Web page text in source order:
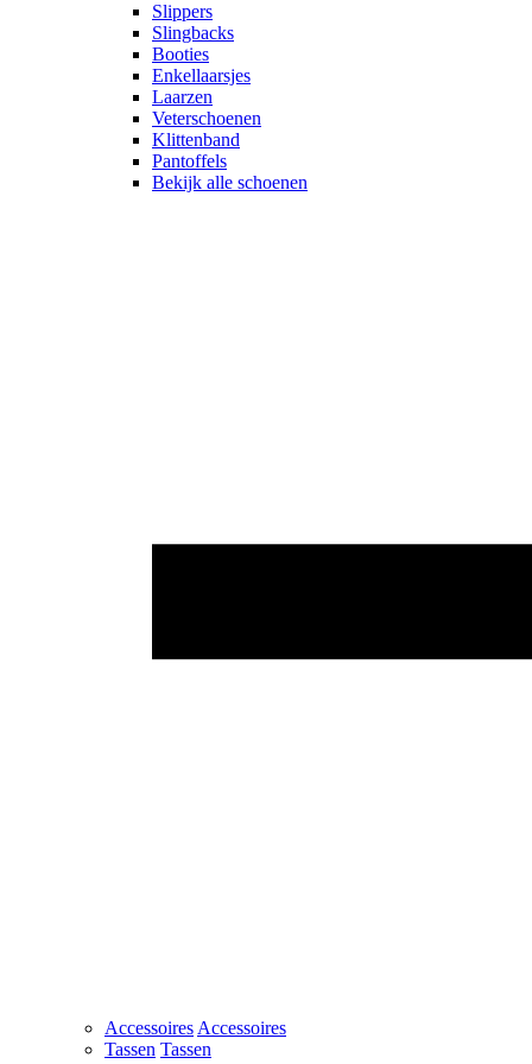
Slippers
Slingbacks
Booties
Enkellaarsjes
Laarzen
Veterschoenen
Klittenband
Pantoffels
Bekijk alle schoenen
Accessoires Accessoires
Tassen Tassen